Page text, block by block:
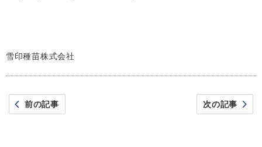
雪印種苗株式会社
前の記事 次の記事